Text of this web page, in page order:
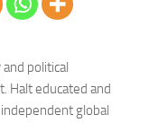
political
Halt educated and
global